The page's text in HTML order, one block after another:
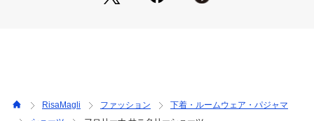
日常のふとしたたたずまいも、美しいものへと変えてしまうよ
インをお作りしています。ブルーな日でもコーディネートを楽
RisaMagli ファッション
下着・ルームウェア・パジャマ